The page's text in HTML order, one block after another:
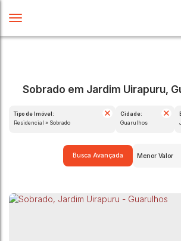
Sobrado em Jardim Uirapuru,
Tipo de Imóvel:
Residencial » Sobrado
Cidade:
Guarulhos
Busca Avançada